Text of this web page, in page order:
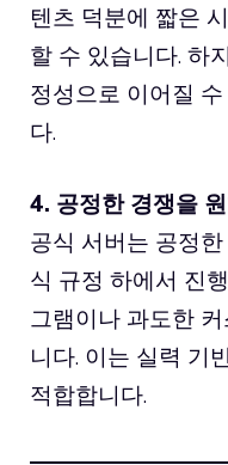
텐츠 덕분에 짧은
할 수 있습니다. 하
정성으로 이어질
다.
4. 공정한 경쟁을
공식 서버는 공정
식 규정 하에서 진
그램이나 과도한
니다. 이는 실력 기
적합합니다.